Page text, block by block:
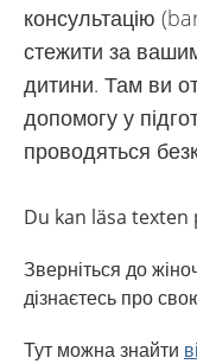
консультацію
стежити за
дитини. Там ви
допомогу у
проводяться
Du kan läsa texten
Зверніться до
дізнаєтесь про
Тут можна знайти